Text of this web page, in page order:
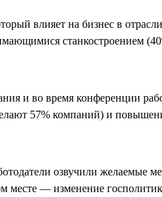
влияет на бизнес в
станкостроением
и во время конференции
57% компаний) и
озвучили желаемые
месте — изменение